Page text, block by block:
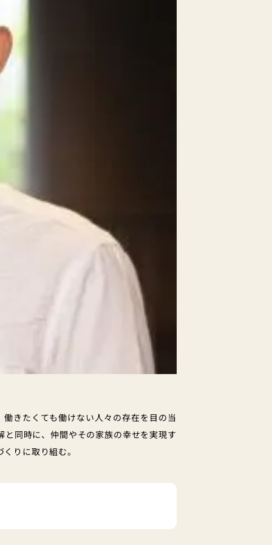
きたくても働けない人々の存在を目の当
同時に、仲間やその家族の幸せを実現す
りに取り組む。